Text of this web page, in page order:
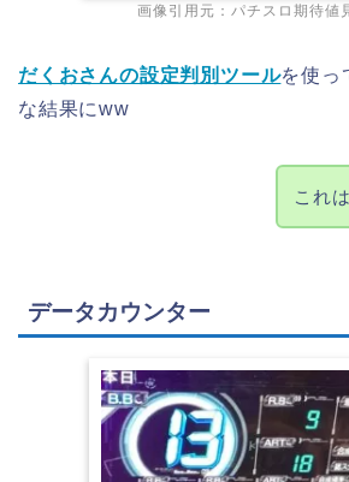
画像引用元： パチスロ期待値
だくおさんの設定判別ツールを使っ
な結果にww
これ
データカウンター